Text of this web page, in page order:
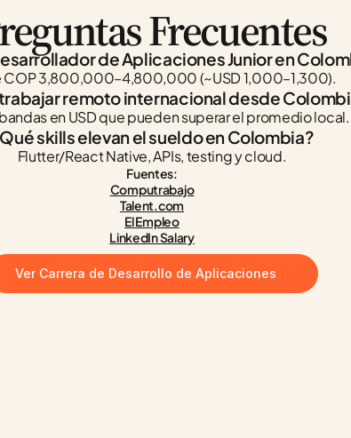
Frecuentes
de Aplicaciones Junior en
COP 3,800,000–4,800,000 (~USD 1,000–1,300).
remoto internacional desde
en USD que pueden superar el promedio local.
skills elevan el sueldo en Colombia?
Flutter/React Native, APIs, testing y cloud.
Fuentes:
Computrabajo
Talent.com
El Empleo
LinkedIn Salary
Ver Carrera de Desarrollo de Aplicaciones